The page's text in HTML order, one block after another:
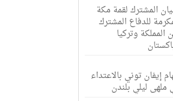
المشترك لقمة مكة
للدفاع المشترك
المملكة وتركيا
إيفان توني بالاعتداء
ملهى ليلي بلندن